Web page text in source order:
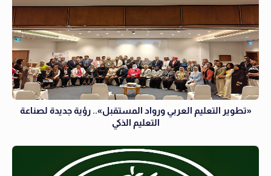
«تطوير التعليم العربي ورواد المستقبل».. رؤية جديدة لصناعة
التعليم الذكي